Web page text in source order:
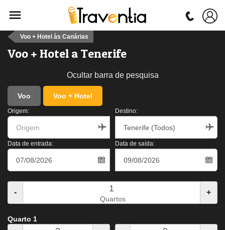
Voo + Hotel às Canárias
Voo + Hotel a Tenerife
Ocultar barra de pesquisa
Voo Voo + Hotel
Origem: Destino:
Data de entrada: Data de saída:
-
Quartos
+
Quarto 1